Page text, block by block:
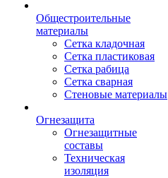
Общестроительные
материалы
Сетка кладочная
Сетка пластиковая
Сетка рабица
Сетка сварная
Стеновые материалы
Огнезащита
Огнезащитные
составы
Техническая
изоляция